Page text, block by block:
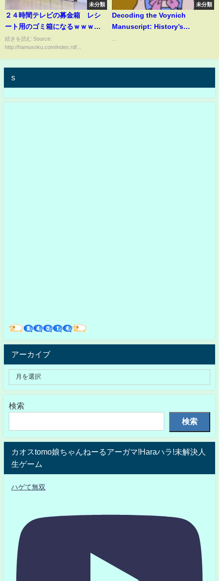
未分類
２４時間テレビの募金箱 レシ
ート用のゴミ箱になるｗｗｗｗ
ｗｗｗｗｗ
続きを読む Source:
http://hamusoku.com/index.rdf...
未分類
Decoding the Voynich
Manuscript: History’s
s
アーカイブ
検索
検索
カオスtomo娘ちゃんねーるアーガマ!Haraハラ!未解決人
生ゲーム
ハゲて無双